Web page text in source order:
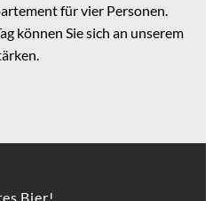
für vier Personen.
können Sie sich an unserem
Bier!